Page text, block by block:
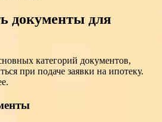
документы для
категорий документов,
при подаче заявки на ипотеку.